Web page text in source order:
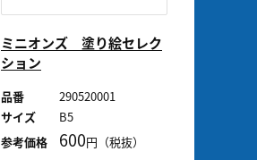
ミニオンズ 塗り絵セレク
ション
品番
290520001
サイズ
B5
参考価格
600円（税抜）